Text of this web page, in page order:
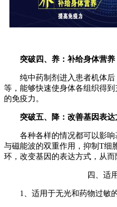
突破四、养：补给身体营养
纯中药制剂进入患者机体后
等，能够快速使身体各组织得
的免疫力。
突破五、降：改善基因表达
各种各样的情况都可以影响
与磁能波的双重作用，抑制T细
环，改变基因的表达方式，从而
四、适用
1、适用于无光和药物过敏